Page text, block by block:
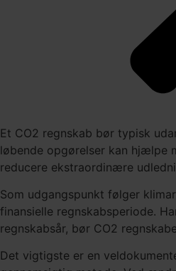
Et CO2 regnskab bør typisk
løbende opgørelser kan hjælpe
reducere ekstraordinære
Som udgangspunkt følger
finansielle regnskabsperiode.
regnskabsår, bør CO2
Det vigtigste er en